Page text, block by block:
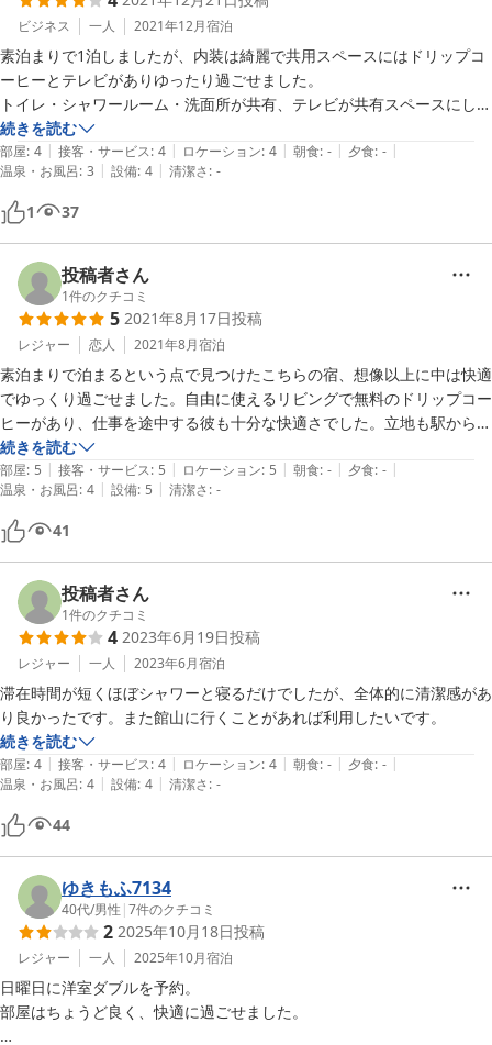
ビジネス 一人 2021年12月宿泊
素泊まりで1泊しましたが、内装は綺麗で共用スペースにはドリップコ
ーヒーとテレビがありゆったり過ごせました。
トイレ・シャワールーム・洗面所が共有、テレビが共有スペースにしか
続きを読む
部屋: 4 | 接客・サービス: 4 | ロケーション: 4 | 朝食: - | 夕食: - |
温泉・お風呂: 3 | 設備: 4 | 清潔さ: -
1 37
投稿者さん
1件のクチコミ
5 2021年8月17日投稿
レジャー 恋人 2021年8月宿泊
素泊まりで泊まるという点で見つけたこちらの宿、想像以上に中は快適
でゆっくり過ごせました。自由に使えるリビングで無料のドリップコー
ヒーがあり、仕事を途中する彼も十分な快適さでした。立地も駅から近
く、翌朝評判の良いパン屋さんへ行くこともでき、晴れてたら海辺での
散歩も良いなと思いました。また是非利用させて頂きたいです！
続きを読む
部屋: 5 | 接客・サービス: 5 | ロケーション: 5 | 朝食: - | 夕食: - |
温泉・お風呂: 4 | 設備: 5 | 清潔さ: -
41
投稿者さん
1件のクチコミ
4 2023年6月19日投稿
レジャー 一人 2023年6月宿泊
滞在時間が短くほぼシャワーと寝るだけでしたが、全体的に清潔感があ
り良かったです。また館山に行くことがあれば利用したいです。
続きを読む
部屋: 4 | 接客・サービス: 4 | ロケーション: 4 | 朝食: - | 夕食: - |
温泉・お風呂: 4 | 設備: 4 | 清潔さ: -
44
ゆきもふ7134
40代/男性 |7件のクチコミ
2 2025年10月18日投稿
レジャー 一人 2025年10月宿泊
日曜日に洋室ダブルを予約。
部屋はちょうど良く、快適に過ごせました。